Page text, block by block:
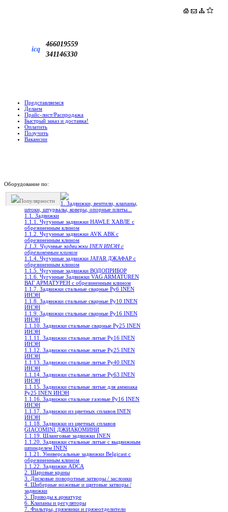
icq
466019559
341146330
Представляемся
Делаем
Прайс-лист/Распродажа
Быстрый заказ и доставка!
Оплатить
Получить
Вакансии
Оборудование по:
Популярности
1. Задвижки, вентили, клапаны,
штоки, штурвалы, коверы, опорные плиты...
1.1. Задвижки
1.1.1. Чугунные задвижки HAWLE ХАВЛЕ с
обрезиненным клином
1.1.2. Чугунные задвижки AVK АВК с
обрезиненным клином
1.1.3. Чугунные задвижки INEN ИНЭН c
обрезиненным клином
1.1.4. Чугунные задвижки JAFAR ДЖАФАР с
обрезиненным клином
1.1.5. Чугунные задвижки ВОДОПРИБОР
1.1.6. Чугунные Задвижки VAG ARMATUREN
ВАГ АРМАТУРЕН с обрезиненным клином
1.1.7. Задвижки стальные сварные Ру6 INEN
ИНЭН
1.1.8. Задвижки стальные сварные Ру10 INEN
ИНЭН
1.1.9. Задвижки стальные сварные Ру16 INEN
ИНЭН
1.1.10. Задвижки стальные сварные Ру25 INEN
ИНЭН
1.1.11. Задвижки стальные литые Ру16 INEN
ИНЭН
1.1.12. Задвижки стальные литые Ру25 INEN
ИНЭН
1.1.13. Задвижки стальные литые Ру40 INEN
ИНЭН
1.1.14. Задвижки стальные литые Ру63 INEN
ИНЭН
1.1.15. Задвижки стальные литые для аммиака
Ру25 INEN ИНЭН
1.1.16. Задвижки стальные газовые Ру16 INEN
ИНЭН
1.1.17. Задвижки из цветных сплавов INEN
ИНЭН
1.1.18. Задвижки из цветных сплавов
GIACOMINI ДЖИАКОМИНИ
1.1.19. Шланговые задвижки INEN
1.1.20. Задвижки стальные литые с выдвижным
шпинделем INEN
1.1.21. Универсальные задвижки Belgicast с
обрезиненным клином
1.1.22. Задвижки ADCA
2. Шаровые краны
3. Дисковые поворотные затворы / заслонки
4. Шиберные ножевые и щитовые затворы /
задвижки
5. Приводы к арматуре
6. Клапаны и регуляторы
7. Фильтры, грязевики и грязеотделители